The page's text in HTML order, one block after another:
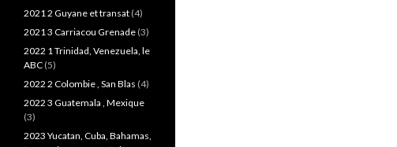
2021 2 Guyane et transat (4)
2021 3 Carriacou Grenade (3)
2022 1 Trinidad, Venezuela, le
ABC (5)
2022 2 Colombie , San Blas (4)
2022 3 Guatemala , Mexique
(3)
2023 Yucatan, Cuba, Bahamas,